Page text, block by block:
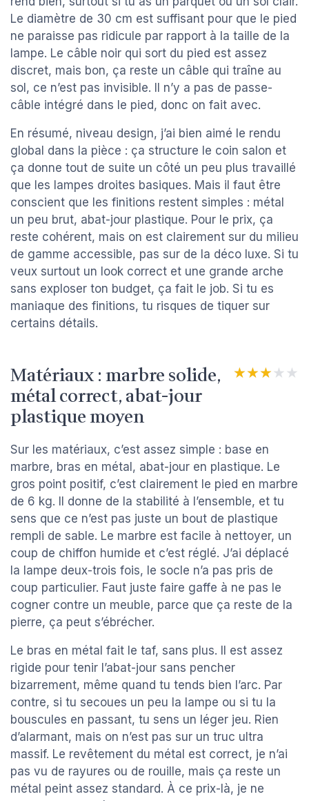
Le diamètre de 30 cm est suffisant pour que le pied
ne paraisse pas ridicule par rapport à la taille de la
lampe. Le câble noir qui sort du pied est assez
discret, mais bon, ça reste un câble qui traîne au
sol, ce n’est pas invisible. Il n’y a pas de passe-
câble intégré dans le pied, donc on fait avec.
En résumé, niveau design, j’ai bien aimé le rendu
global dans la pièce : ça structure le coin salon et
ça donne tout de suite un côté un peu plus travaillé
que les lampes droites basiques. Mais il faut être
conscient que les finitions restent simples : métal
un peu brut, abat-jour plastique. Pour le prix, ça
reste cohérent, mais on est clairement sur du milieu
de gamme accessible, pas sur de la déco luxe. Si tu
veux surtout un look correct et une grande arche
sans exploser ton budget, ça fait le job. Si tu es
maniaque des finitions, tu risques de tiquer sur
certains détails.
Matériaux : marbre solide,
métal correct, abat-jour
plastique moyen
★★★★★
★★★★★
Sur les matériaux, c’est assez simple : base en
marbre, bras en métal, abat-jour en plastique. Le
gros point positif, c’est clairement le pied en marbre
de 6 kg. Il donne de la stabilité à l’ensemble, et tu
sens que ce n’est pas juste un bout de plastique
rempli de sable. Le marbre est facile à nettoyer, un
coup de chiffon humide et c’est réglé. J’ai déplacé
la lampe deux-trois fois, le socle n’a pas pris de
coup particulier. Faut juste faire gaffe à ne pas le
cogner contre un meuble, parce que ça reste de la
pierre, ça peut s’ébrécher.
Le bras en métal fait le taf, sans plus. Il est assez
rigide pour tenir l’abat-jour sans pencher
bizarrement, même quand tu tends bien l’arc. Par
contre, si tu secoues un peu la lampe ou si tu la
bouscules en passant, tu sens un léger jeu. Rien
d’alarmant, mais on n’est pas sur un truc ultra
massif. Le revêtement du métal est correct, je n’ai
pas vu de rayures ou de rouille, mais ça reste un
métal peint assez standard. À ce prix-là, je ne